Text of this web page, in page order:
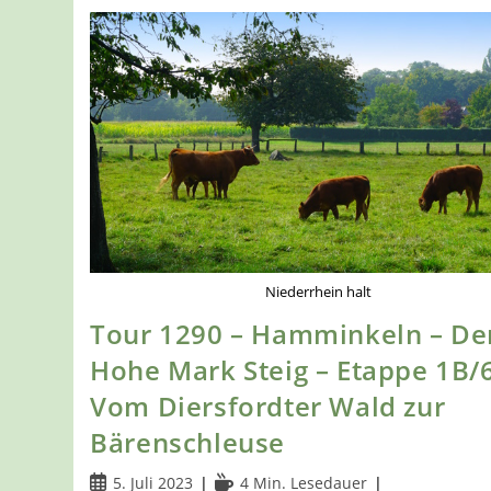
Niederrhein halt
Tour 1290 – Hamminkeln –
Hohe Mark Steig – Etappe 1B/
Vom Diersfordter Wald zur
Bärenschleuse
Beitrag5. Juli 2023 Lesedauer:
4 Min. Lesedauer